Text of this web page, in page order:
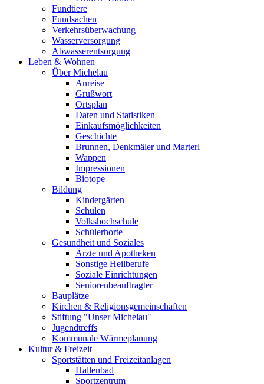
Fundtiere
Fundsachen
Verkehrsüberwachung
Wasserversorgung
Abwasserentsorgung
Leben & Wohnen
Über Michelau
Anreise
Grußwort
Ortsplan
Daten und Statistiken
Einkaufsmöglichkeiten
Geschichte
Brunnen, Denkmäler und Marterl
Wappen
Impressionen
Biotope
Bildung
Kindergärten
Schulen
Volkshochschule
Schülerhorte
Gesundheit und Soziales
Ärzte und Apotheken
Sonstige Heilberufe
Soziale Einrichtungen
Seniorenbeauftragter
Bauplätze
Kirchen & Religionsgemeinschaften
Stiftung "Unser Michelau"
Jugendtreffs
Kommunale Wärmeplanung
Kultur & Freizeit
Sportstätten und Freizeitanlagen
Hallenbad
Sportzentrum